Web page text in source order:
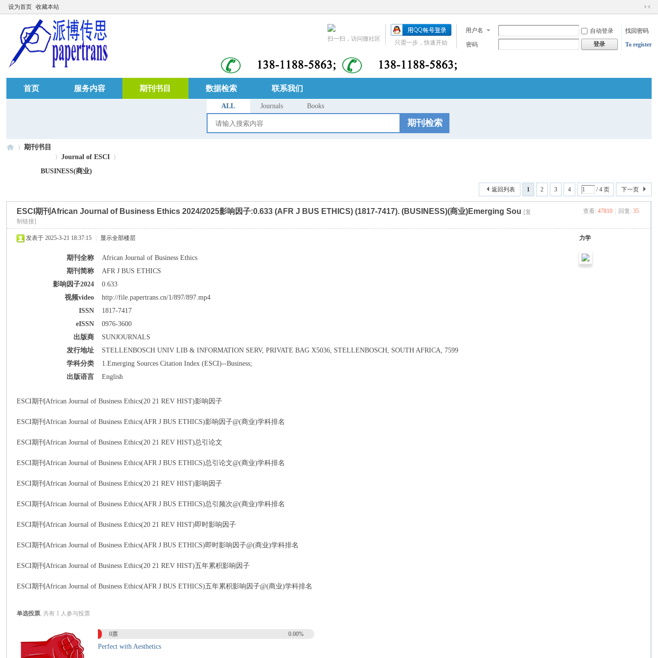
设为首页 收藏本站
切
到
窄
用户名 自动登录
找回密码
密码
登录 To register
只需一步，快速开始
扫一扫，访问微社区
首页 服务内容 期刊书目 数据检索 联系我们
ALL Journals Books
期刊检索
期刊书目
Journal of ESCI
BUSINESS(商业)
1 2 3 4 / 4 页 下一页
返回列表
ESCI期刊African Journal of Business Ethics 2024/2025影响因子:0.633 (AFR J BUS ETHICS) (1817-7417). (BUSINESS)(商业)Emerging Sou [复
制链接]
查看: 47810 回复: 35
发表于 2025-3-21 18:37:15 显示全部楼层
期刊全称
African Journal of Business Ethics
期刊简称
AFR J BUS ETHICS
影响因子2024
0.633
视频video
http://file.papertrans.cn/1/897/897.mp4
ISSN
1817-7417
eISSN
0976-3600
出版商
SUNJOURNALS
发行地址
STELLENBOSCH UNIV LIB & INFORMATION SERV, PRIVATE BAG X5036, STELLENBOSCH, SOUTH AFRICA, 7599
学科分类
1.Emerging Sources Citation Index (ESCI)--Business;
出版语言
English
ESCI期刊African Journal of Business Ethics(20 21 REV HIST)影响因子
ESCI期刊African Journal of Business Ethics(AFR J BUS ETHICS)影响因子@(商业)学科排名
ESCI期刊African Journal of Business Ethics(20 21 REV HIST)总引论文
ESCI期刊African Journal of Business Ethics(AFR J BUS ETHICS)总引论文@(商业)学科排名
ESCI期刊African Journal of Business Ethics(20 21 REV HIST)影响因子
ESCI期刊African Journal of Business Ethics(AFR J BUS ETHICS)总引频次@(商业)学科排名
ESCI期刊African Journal of Business Ethics(20 21 REV HIST)即时影响因子
ESCI期刊African Journal of Business Ethics(AFR J BUS ETHICS)即时影响因子@(商业)学科排名
ESCI期刊African Journal of Business Ethics(20 21 REV HIST)五年累积影响因子
ESCI期刊African Journal of Business Ethics(AFR J BUS ETHICS)五年累积影响因子@(商业)学科排名
单选投票, 共有 1 人参与投票
0票 0.00%
Perfect with Aesthetics
力学